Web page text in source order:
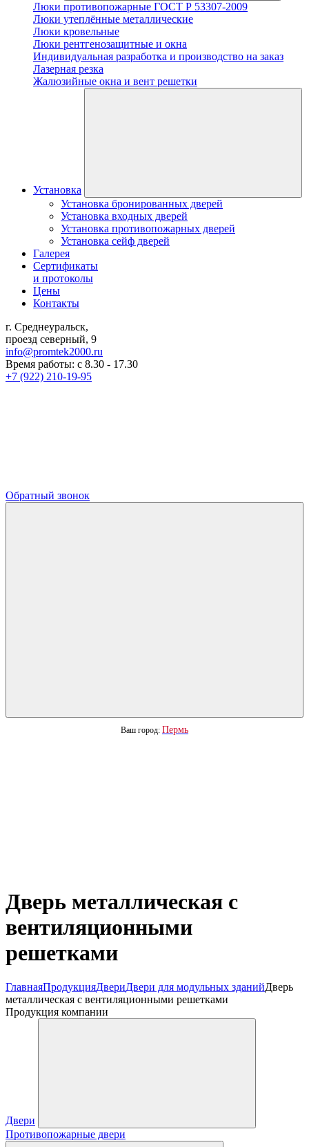
Люки противопожарные ГОСТ Р 53307-2009
Люки утеплённые металлические
Люки кровельные
Люки рентгенозащитные и окна
Индивидуальная разработка и производство на заказ
Лазерная резка
Жалюзийные окна и вент решетки
Установка
Установка бронированных дверей
Установка входных дверей
Установка противопожарных дверей
Установка сейф дверей
Галерея
Сертификаты
и протоколы
Цены
Контакты
г. Среднеуральск,
проезд северный, 9
info@promtek2000.ru
Время работы: с 8.30 - 17.30
+7 (922) 210-19-95
Обратный звонок
Ваш город: Пермь
Дверь металлическая с
вентиляционными
решетками
ГлавнаяПродукцияДвериДвери для модульных зданийДверь
металлическая с вентиляционными решетками
Продукция компании
Двери
Противопожарные двери